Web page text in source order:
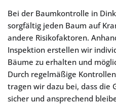
Bei der Baumkontrolle in
sorgfältig jeden Baum auf
andere Risikofaktoren.
Inspektion erstellen wir
Bäume zu erhalten und
Durch regelmäßige
tragen wir dazu bei, dass die
sicher und ansprechend